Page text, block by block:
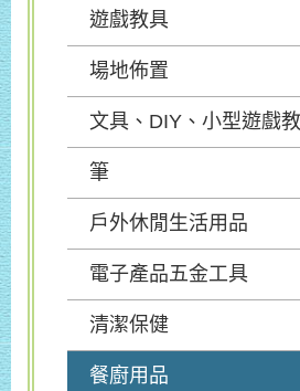
遊戲教具
場地佈置
文具、DIY、小型遊戲
筆
戶外休閒生活用品
電子產品五金工具
清潔保健
餐廚用品